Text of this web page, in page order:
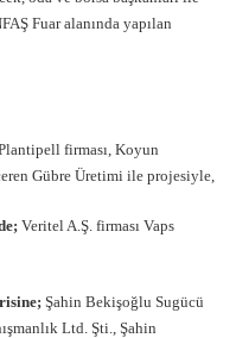
Fuar alanında yapılan
firması, Koyun
Gübre Üretimi ile projesiyle,
Veritel A.Ş. firması Vaps
Şahin Bekişoğlu Sugücü
Ltd. Şti., Şahin